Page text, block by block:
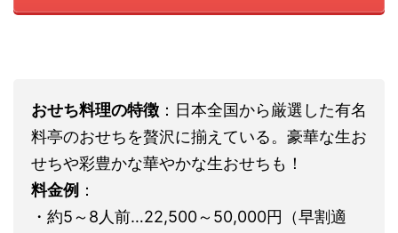
おせち料理の特徴 ：日本全国から厳選した有名
料亭のおせちを贅沢に揃えている。豪華な生お
せちや彩豊かな華やかな生おせちも！
料金例 ：
・約5～8人前…22,500～50,000円（早割適